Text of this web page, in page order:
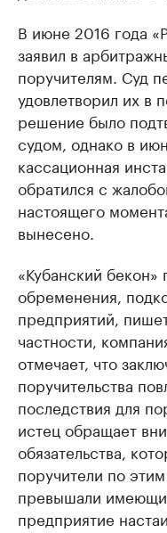
В июне 2016 года
заявил в
поручителям. Суд
удовлетворил их в
решение было
судом, однако в
кассационная
обратился с
настоящего
вынесено.
«Кубанский бекон»
обременения,
предприятий,
частности,
отмечает, что
поручительства
последствия для
истец обращает
обязательства,
поручители по
превышали
предприятие